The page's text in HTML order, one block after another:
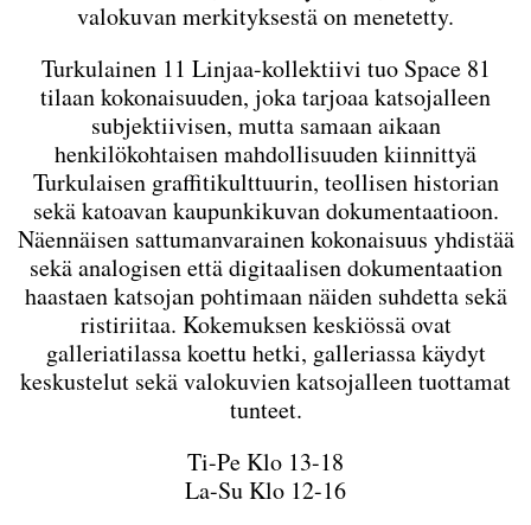
valokuvan merkityksestä on menetetty.
Turkulainen 11 Linjaa-kollektiivi tuo Space 81
tilaan kokonaisuuden, joka tarjoaa katsojalleen
subjektiivisen, mutta samaan aikaan
henkilökohtaisen mahdollisuuden kiinnittyä
Turkulaisen graffitikulttuurin, teollisen historian
sekä katoavan kaupunkikuvan dokumentaatioon.
Näennäisen sattumanvarainen kokonaisuus yhdistää
sekä analogisen että digitaalisen dokumentaation
haastaen katsojan pohtimaan näiden suhdetta sekä
ristiriitaa. Kokemuksen keskiössä ovat
galleriatilassa koettu hetki, galleriassa käydyt
keskustelut sekä valokuvien katsojalleen tuottamat
tunteet.
Ti-Pe Klo 13-18
La-Su Klo 12-16